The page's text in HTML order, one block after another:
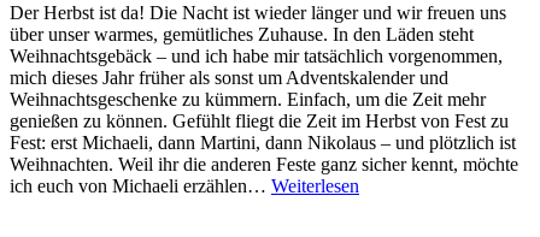
Der Herbst ist da! Die Nacht ist wieder länger und wir freuen uns
über unser warmes, gemütliches Zuhause. In den Läden steht
Weihnachtsgebäck – und ich habe mir tatsächlich vorgenommen,
mich dieses Jahr früher als sonst um Adventskalender und
Weihnachtsgeschenke zu kümmern. Einfach, um die Zeit mehr
genießen zu können. Gefühlt fliegt die Zeit im Herbst von Fest zu
Fest: erst Michaeli, dann Martini, dann Nikolaus – und plötzlich ist
Weihnachten. Weil ihr die anderen Feste ganz sicher kennt, möchte
ich euch von Michaeli erzählen… Weiterlesen